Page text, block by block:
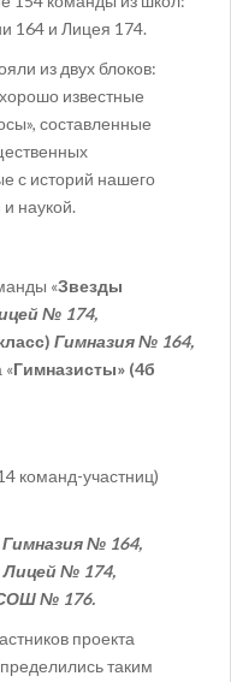
164 и Лицея 174.
из двух блоков:
известные
составленные
с историй нашего
наукой.
«Звезды
№ 174,
Гимназия № 164,
«Гимназисты» (4б
команд-участниц)
Гимназия № 164,
Лицей № 174,
№ 176.
проекта
таким